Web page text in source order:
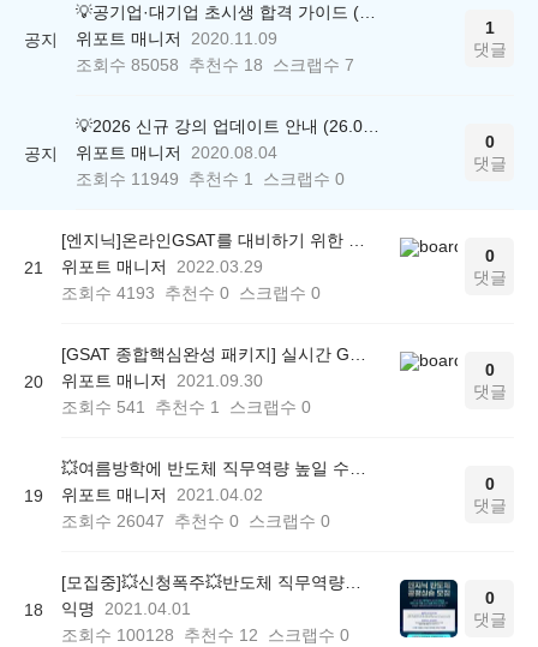
공지
위포트 매니저
2020.11.09
조회수 85058 추천수 18 스크랩수 7
1
댓글
공지
위포트 매니저
2020.08.04
조회수 11949 추천수 1 스크랩수 0
0
댓글
21
위포트 매니저
2022.03.29
조회수 4193 추천수 0 스크랩수 0
0
댓글
20
위포트 매니저
2021.09.30
조회수 541 추천수 1 스크랩수 0
0
댓글
19
위포트 매니저
2021.04.02
조회수 26047 추천수 0 스크랩수 0
0
댓글
18
익명
2021.04.01
조회수 100128 추천수 12 스크랩수 0
0
댓글